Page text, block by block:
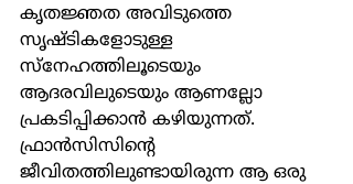
കൃതജ്ഞത അവിടുത്തെ
സൃഷ്ടികളോടുള്ള
സ്നേഹത്തിലൂടെയും
ആദരവിലുടെയും ആണല്ലോ
പ്രകടിപ്പിക്കാന്‍ കഴിയുന്നത്.
ഫ്രാന്‍സിസിന്‍റെ
ജീവിതത്തിലുണ്ടായിരുന്ന ആ ഒരു